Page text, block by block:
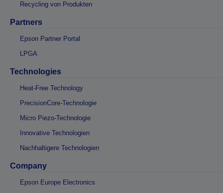
Recycling von Produkten
Partners
Epson Partner Portal
LPGA
Technologies
Heat-Free Technology
PrecisionCore-Technologie
Micro Piezo-Technologie
Innovative Technologien
Nachhaltigere Technologien
Company
Epson Europe Electronics